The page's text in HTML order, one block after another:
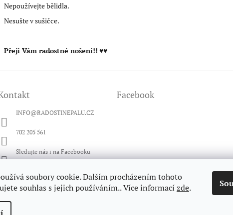
soubory cookie. Dalším procházením tohoto
souhlas s jejich používáním.. Více informacízde.
Nepoužívejte bělidla.
Nesušte v sušičce.
Přeji Vám radostné nošení!! ♥♥
INFO@RADOSTINEPALU.CZ
702 205 561
Sledujte nás i na Facebooku
Sledujte nás i na YouTube
Facebook